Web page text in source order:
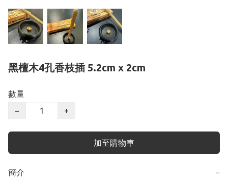
黑檀木4孔香枝插 5.2cm x 2cm
數量
−
+
加至購物車
簡介 −